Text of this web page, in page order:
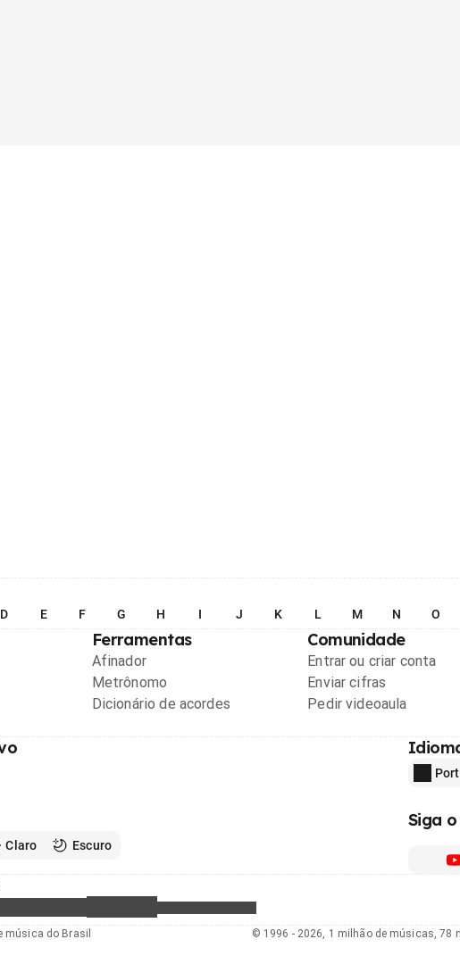
D E F G H I J K L M N O
Ferramentas
Afinador
Metrônomo
Dicionário de acordes
Comunidade
Entrar ou criar conta
Enviar cifras
Pedir videoaula
Claro Escuro
Siga
música do Brasil © 1996 - 2026, 1 milhão de músicas, 78